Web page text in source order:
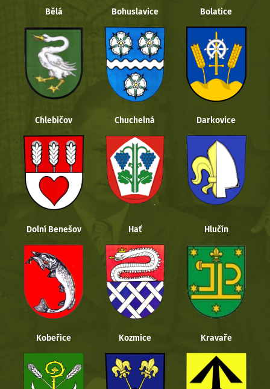
Bělá Bohuslavice Bolatice
Chlebičov Chuchelná Darkovice
Dolní Benešov Hať Hlučín
Kobeřice Kozmice Kravaře